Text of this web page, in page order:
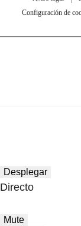
Configuración de
Desplegar
Directo
Mute